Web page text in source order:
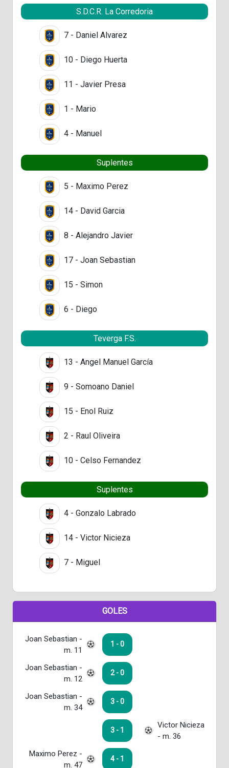
S.D.C.R. La Corredoria
7 - Daniel Alvarez
10 - Diego Huerta
11 - Javier Presa
1 - Mario
4 - Manuel
Suplentes
5 - Maximo Perez
14 - David Garcia
8 - Alejandro Javier
17 - Joan Sebastian
15 - Simon
6 - Diego
Teverga F.S.
13 - Angel Manuel García
9 - Somoano Daniel
15 - Enol Ruiz
2 - Raul Oliveira
10 - Celso Fernandez
Suplentes
4 - Gonzalo Labrado
14 - Victor Nicieza
7 - Miguel
GOLES
Joan Sebastian -
m. 11
1 - 0
Joan Sebastian -
m. 12
2 - 0
Joan Sebastian -
m. 34
3 - 0
3 - 1
Victor Nicieza
- m. 36
Maximo Perez -
m. 47
4 - 1